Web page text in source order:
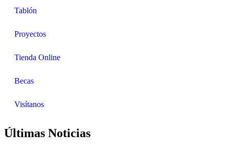
Tablón
Proyectos
Tienda Online
Becas
Visítanos
Últimas Noticias